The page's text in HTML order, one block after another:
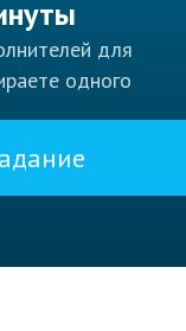
для
одного